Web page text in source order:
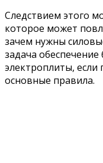
Следствием этого
которое может
зачем нужны
задача
электроплиты,
основные правила.